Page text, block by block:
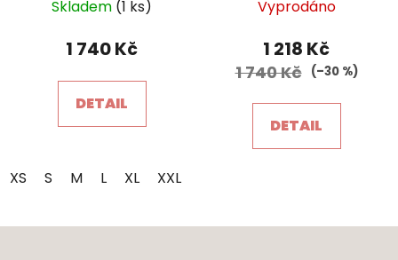
hodnocení
produktu
5,0
z
Skladem (1 ks)
1 740 Kč
DETAIL
XS S M L XL XXL
Vyprodáno
1 218 Kč
1 740 Kč (–30 %)
DETAIL